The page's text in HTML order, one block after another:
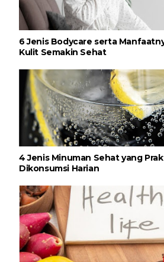
6 Jenis Bodycare serta
Kulit Semakin Sehat
4 Jenis Minuman Sehat yang
Dikonsumsi Harian